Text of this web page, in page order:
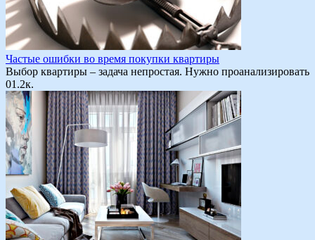
Частые ошибки во время покупки квартиры
Выбор квартиры – задача непростая. Нужно проанализировать
01.2к.